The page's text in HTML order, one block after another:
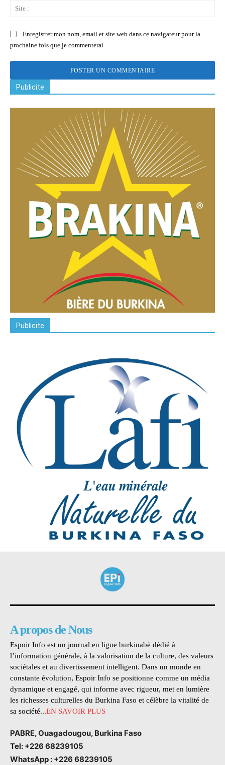
Enregistrer mon nom, email et site web dans ce navigateur pour la
prochaine fois que je commenterai.
Publicite
Publicite
A propos de Nous
Espoir Info est un journal en ligne burkinabè dédié à
l’information générale, à la valorisation de la culture, des valeurs
sociétales et au divertissement intelligent. Dans un monde en
constante évolution, Espoir Info se positionne comme un média
dynamique et engagé, qui informe avec rigueur, met en lumière
les richesses culturelles du Burkina Faso et célèbre la vitalité de
sa société...EN SAVOIR PLUS
PABRE, Ouagadougou, Burkina Faso
Tel: +226 68239105
WhatsApp : +226 68239105